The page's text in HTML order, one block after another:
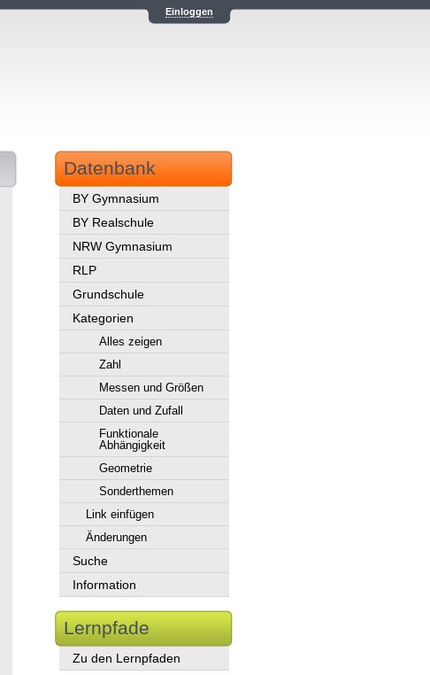
Einloggen
Datenbank
BY Gymnasium
BY Realschule
NRW Gymnasium
RLP
Grundschule
Kategorien
Alles zeigen
Zahl
Messen und Größen
Daten und Zufall
Funktionale
Abhängigkeit
Geometrie
Sonderthemen
Link einfügen
Änderungen
Suche
Information
Lernpfade
Zu den Lernpfaden